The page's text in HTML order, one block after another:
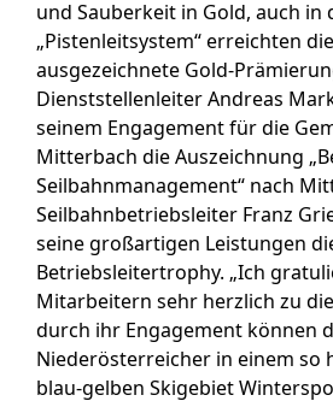
und Sauberkeit in Gold, auch in
„Pistenleitsystem“ erreichten
ausgezeichnete Gold-
Dienststellenleiter Andreas
seinem Engagement für die
Mitterbach die Auszeichnung
Seilbahnmanagement“ nach
Seilbahnbetriebsleiter Franz
seine großartigen Leistungen
Betriebsleitertrophy. „Ich
Mitarbeitern sehr herzlich zu
durch ihr Engagement können
Niederösterreicher in einem so
blau-gelben Skigebiet